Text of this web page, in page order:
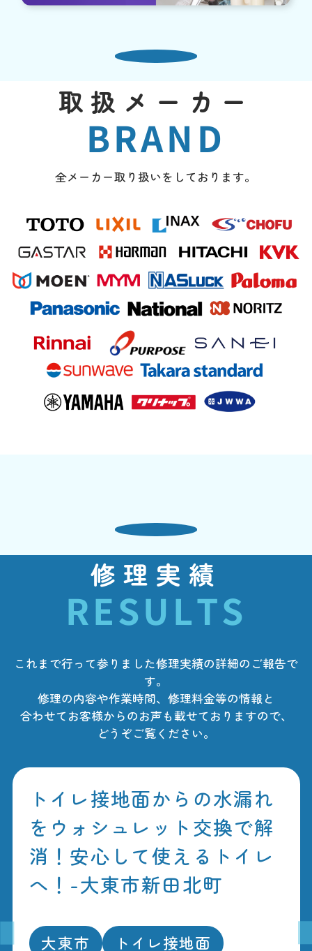
取扱メーカー
BRAND
全メーカー取り扱いをしております。
修理実績
RESULTS
これまで行って参りました修理実績の詳細のご報告で
す。
修理の内容や作業時間、修理料金等の情報と
合わせてお客様からのお声も載せておりますので、
どうぞご覧ください。
トイレ接地面からの水漏れ
をウォシュレット交換で解
消！安心して使えるトイレ
へ！-大東市新田北町
大東市 トイレ接地面